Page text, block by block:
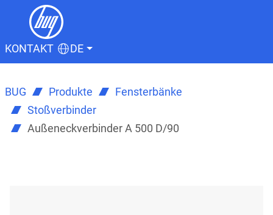
KONTAKT DE
BUG Produkte
Fensterbänke
Stoßverbinder
Außeneckverbinder A 500 D/90